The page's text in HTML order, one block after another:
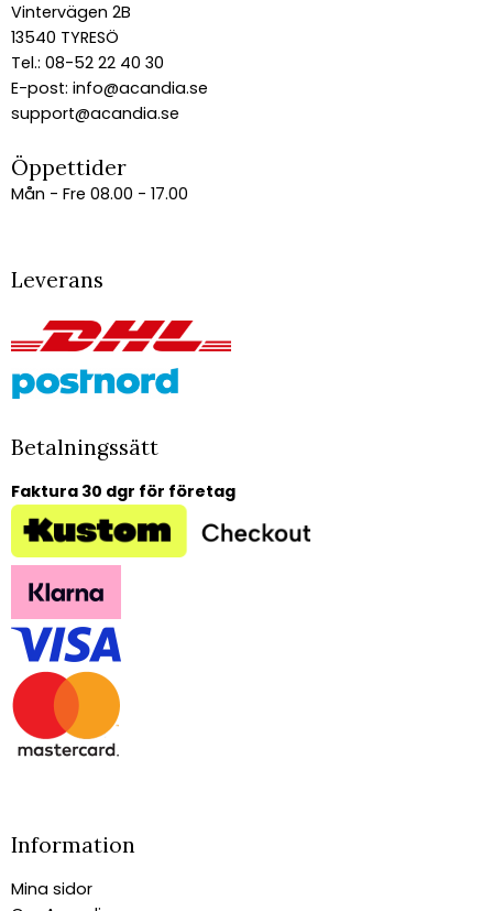
Vintervägen 2B
13540 TYRESÖ
Tel.: 08-52 22 40 30
E-post: info@acandia.se
support@acandia.se
Öppettider
Mån - Fre 08.00 - 17.00
Leverans
Betalningssätt
Faktura 30 dgr för företag
Information
Mina sidor